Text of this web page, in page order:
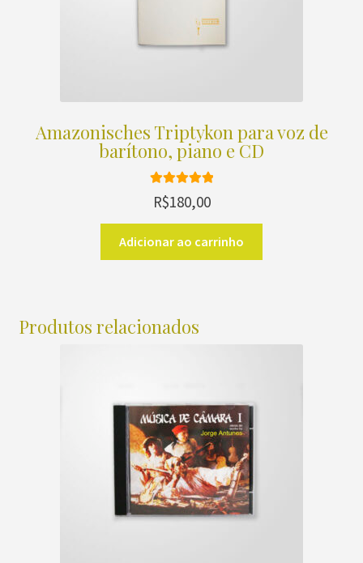
Amazonisches Triptykon para voz de
barítono, piano e CD
Avaliação
5.00
de 5
R$180,00
Adicionar ao carrinho
Produtos relacionados